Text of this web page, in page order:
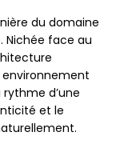
du domaine
Nichée face au
d’une
et le